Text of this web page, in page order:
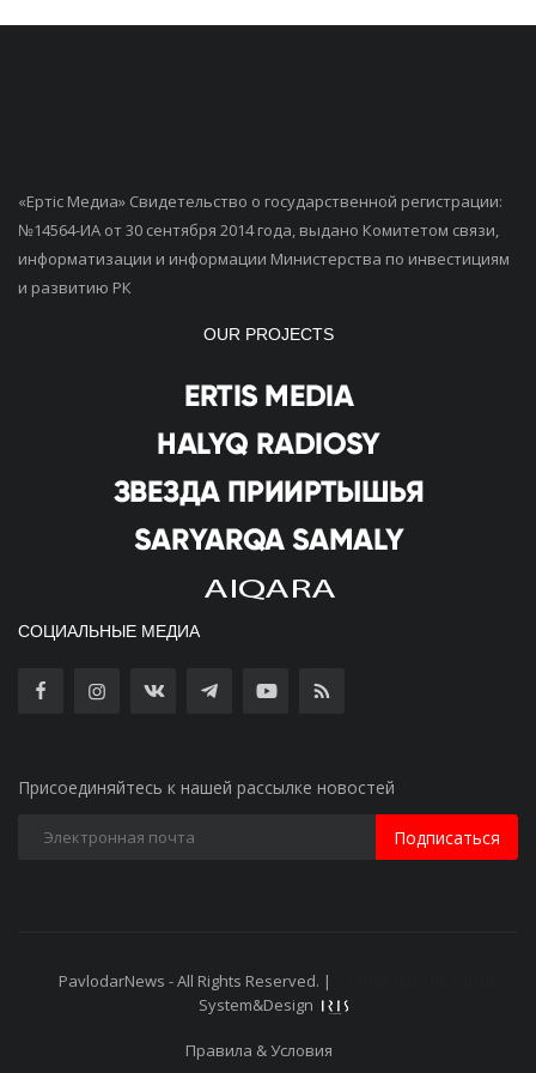
«Ертiс Медиа» Свидетельство о государственной регистрации:
№14564-ИА от 30 сентября 2014 года, выдано Комитетом связи,
информатизации и информации Министерства по инвестициям
и развитию РК
OUR PROJECTS
СОЦИАЛЬНЫЕ МЕДИА
Присоединяйтесь к нашей рассылке новостей
Подписаться
PavlodarNews - All Rights Reserved. |
System&Design
Правила & Условия